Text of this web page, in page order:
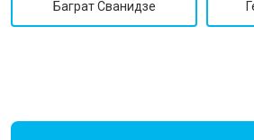
Баграт Сванидзе